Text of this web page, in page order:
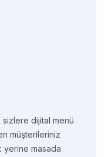
sizlere dijital menü
müşterileriniz
yerine masada